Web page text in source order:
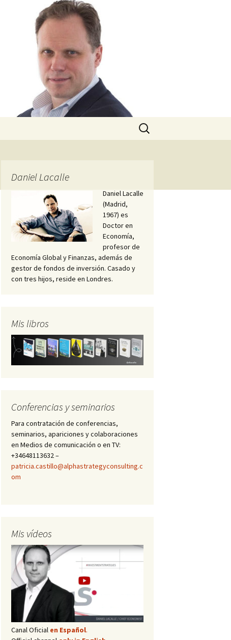
Buscar:
Daniel Lacalle
Daniel Lacalle
(Madrid,
1967) es
Doctor en
Economía,
profesor de
Economía Global y Finanzas, además de
gestor de fondos de inversión. Casado y
con tres hijos, reside en Londres.
Mis libros
Conferencias y seminarios
Para contratación de conferencias,
seminarios, apariciones y colaboraciones
en Medios de comunicación o en TV:
+34648113632 –
patricia.castillo@alphastrategyconsulting.c
om
Mis vídeos
Canal Oficial en Español.